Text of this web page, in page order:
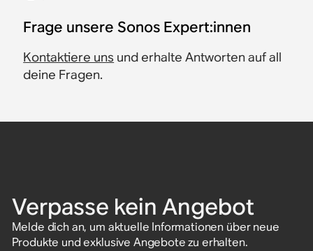
​Frage unsere Sonos Expert:innen
Kontaktiere uns und erhalte Antworten auf all
deine Fragen.
Verpasse kein Angebot
Melde dich an, um aktuelle Informationen über neue
Produkte und exklusive Angebote zu erhalten.